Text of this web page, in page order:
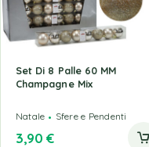
Set Di 8 Palle 60 MM
Champagne Mix
Natale Sfere e Pendenti
3,90€